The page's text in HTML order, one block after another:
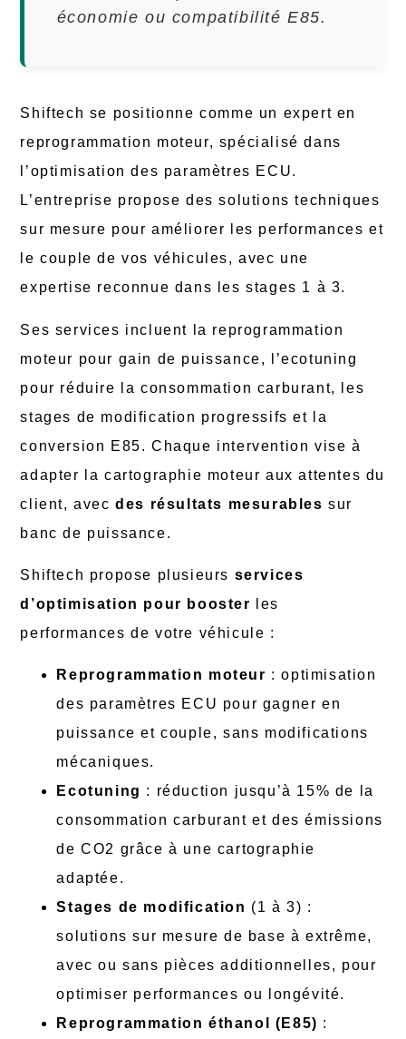
économie ou compatibilité E85.
Shiftech se positionne comme un expert en
reprogrammation moteur, spécialisé dans
l’optimisation des paramètres ECU.
L’entreprise propose des solutions techniques
sur mesure pour améliorer les performances et
le couple de vos véhicules, avec une
expertise reconnue dans les stages 1 à 3.
Ses services incluent la reprogrammation
moteur pour gain de puissance, l’ecotuning
pour réduire la consommation carburant, les
stages de modification progressifs et la
conversion E85. Chaque intervention vise à
adapter la cartographie moteur aux attentes du
client, avecdes résultats mesurables sur
banc de puissance.
Shiftech propose plusieurs services
d’optimisation pour booster les
performances de votre véhicule :
Reprogrammation moteur : optimisation
des paramètres ECU pour gagner en
puissance et couple, sans modifications
mécaniques.
Ecotuning : réduction jusqu’à 15% de la
consommation carburant et des émissions
de CO2 grâce à une cartographie
adaptée.
Stages de modification (1 à 3) :
solutions sur mesure de base à extrême,
avec ou sans pièces additionnelles, pour
optimiser performances ou longévité.
Reprogrammation éthanol (E85) :